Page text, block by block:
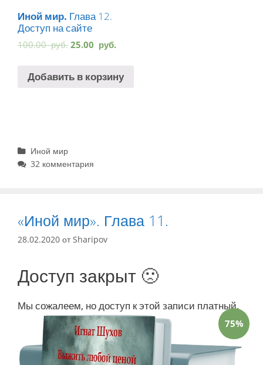
Иной мир. Глава 12.
Доступ на сайте
100.00руб. 25.00 руб.
Добавить в корзину
Рубрики
Иной мир
32 комментария
«Иной мир». Глава 11.
28.02.2020 отSharipov
Доступ закрыт 🙁
Мы сожалеем, но доступ к этой записи платный.
75%